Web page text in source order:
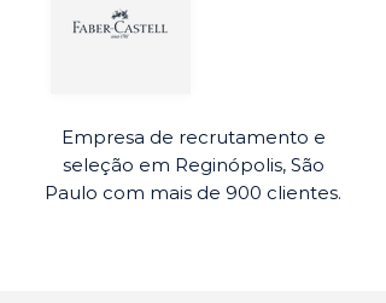
Empresa de recrutamento e
seleção em Reginópolis, São
Paulo com mais de 900 clientes.